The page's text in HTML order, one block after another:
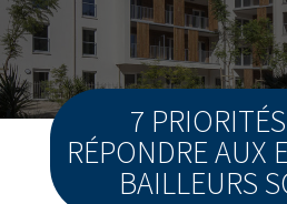
7
RÉPONDRE AUX
BAILLEURS